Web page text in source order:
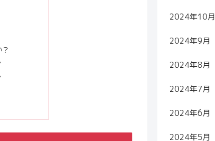
2024年10月
2024年9月
2024年8月
2024年7月
2024年6月
2024年5月